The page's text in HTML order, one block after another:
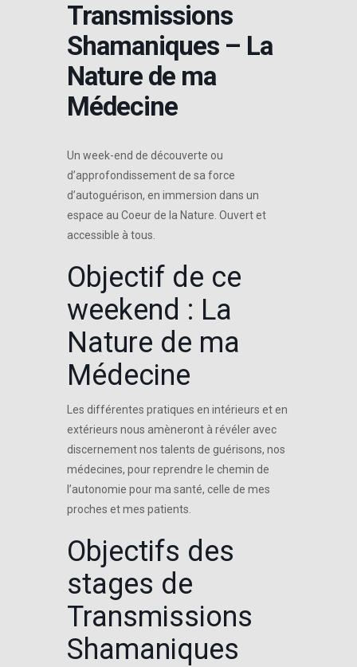
Transmissions
Shamaniques – La
Nature de ma
Médecine
Un week-end de découverte ou
d’approfondissement de sa force
d’autoguérison, en immersion dans un
espace au Coeur de la Nature. Ouvert et
accessible à tous.
Objectif de ce
weekend : La
Nature de ma
Médecine
Les différentes pratiques en intérieurs et en
extérieurs nous amèneront à révéler avec
discernement nos talents de guérisons, nos
médecines, pour reprendre le chemin de
l’autonomie pour ma santé, celle de mes
proches et mes patients.
Objectifs des
stages de
Transmissions
Shamaniques